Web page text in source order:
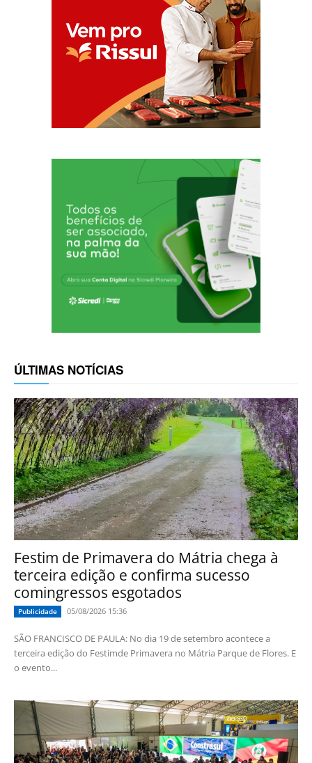
ÚLTIMAS NOTÍCIAS
Festim de Primavera do Mátria chega à
terceira edição e confirma sucesso
comingressos esgotados
Publicidade 05/08/2026 15:36
SÃO FRANCISCO DE PAULA: No dia 19 de setembro acontece a
terceira edição do Festimde Primavera no Mátria Parque de Flores. E
o evento...